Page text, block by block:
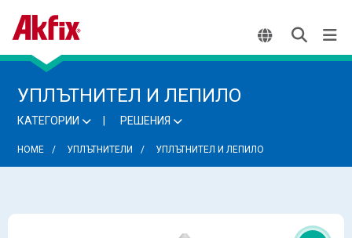
УПЛЪТНИТЕЛ И ЛЕПИЛО
КАТЕГОРИИ РЕШЕНИЯ
HOME УПЛЪТНИТЕЛИ УПЛЪТНИТЕЛ И ЛЕПИЛО